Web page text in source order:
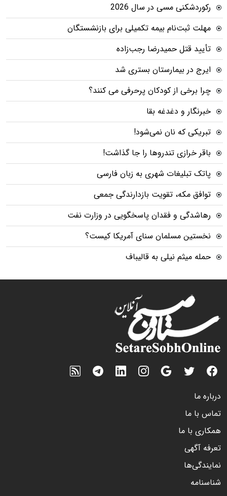
رکوردشکنی مسی در سال 2026
مهلت ثبت‌نام بیمه تکمیلی برای بازنشستگان
تأیید قتل حمیدرضا رجب‌زاده
ایرج در بیمارستان بستری شد
چرا برخی از کودکان پرحرفی می کنند؟
خبرنگار و دغدغه بقا
تبریکی که نان نمی‌شود!
باقر خرازی تندروها را جا گذاشت!
پاتک تبلیغات شهری به زبان فارسی
توافق مکه، تقویت بازدارندگی جمعی
رهاشدگی و فقدان پاسخگویی در وزارت نفت
نخستین مسلمان سنای آمریکا کیست؟
حمله میثم نیلی به قالیباف
درباره ما
تماس با ما
همکاری با ما
تعرفه آگهی
نمایندگی‌ها
شناسنامه